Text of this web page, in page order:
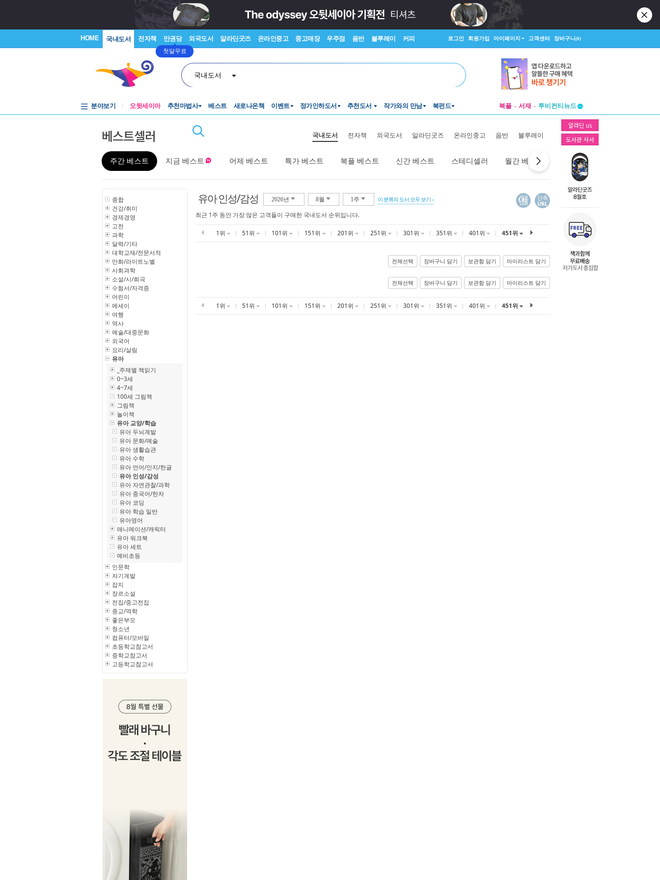
HOME 국내도서 전자책 만권당
첫달무료
외국도서 알라딘굿즈 온라인중고 중고매장 우주점 음반 블루레이 커피 로그인 회원가입 마이페이지 고객센터 장바구니(0)
국내도서
분야보기 오뒷세이아 추천마법사 베스트 새로나온책 이벤트 정가인하도서 추천도서 작가와의 만남 북펀드 북플 서재
투비컨티뉴드
창작플랫폼
투비컨티뉴드
알라딘 us
도서관 사서
베스트셀러 국내도서 전자책 외국도서 알라딘굿즈 온라인중고 음반 블루레이
주간 베스트 지금 베스트 어제 베스트 특가 베스트 북플 베스트 신간 베스트 스테디셀러 월간 베스트 역대 베스트
종합
건강/취미
경제경영
고전
과학
달력/기타
대학교재/전문서적
만화/라이트노벨
사회과학
소설/시/희곡
수험서/자격증
어린이
에세이
여행
역사
예술/대중문화
외국어
요리/살림
유아
_주제별 책읽기
0~3세
4~7세
100세 그림책
그림책
놀이책
유아 교양/학습
유아 두뇌계발
유아 문화/예술
유아 생활습관
유아 수학
유아 언어/인지/한글
유아 인성/감성
유아 자연관찰/과학
유아 중국어/한자
유아 코딩
유아 학습 일반
유아영어
애니메이션/캐릭터
유아 워크북
유아 세트
예비초등
인문학
자기계발
잡지
장르소설
전집/중고전집
종교/역학
좋은부모
청소년
컴퓨터/모바일
초등학교참고서
중학교참고서
고등학교참고서
유아 인성/감성 2026년 8월 1주 이 분류의 도서 모두 보기
단축
URL
최근 1주 동안 가장 많은 고객들이 구매한 국내도서 순위입니다.
1위 51위 101위 151위 201위 251위 301위 351위 401위 451위
전체선택 장바구니 담기 보관함 담기 마이리스트 담기
전체선택 장바구니 담기 보관함 담기 마이리스트 담기
1위 51위 101위 151위 201위 251위 301위 351위 401위 451위